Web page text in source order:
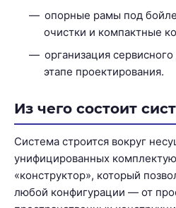
опорные рамы под
очистки и компактные
организация
этапе проектирования.
Из чего состоит
Система строится вокруг
унифицированных
«конструктор», который
любой конфигурации — от